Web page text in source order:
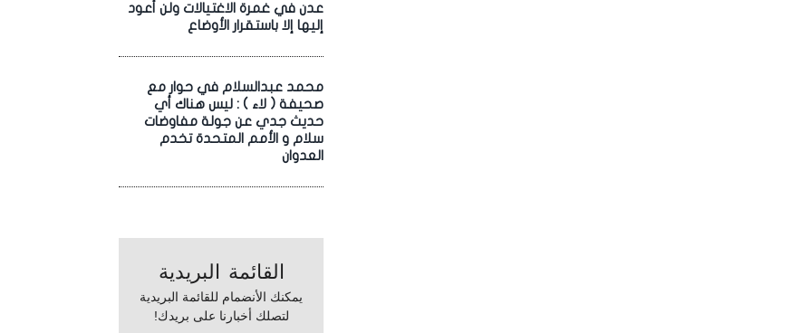
عدن في غمرة الاغتيالات ولن أعود
إليها إلا باستقرار الأوضاع
محمد عبدالسلام في حوار مع
صحيفة ( لاء ) : ليس هناك أي
حديث جدي عن جولة مفاوضات
سلام و الأمم المتحدة تخدم
العدوان
القائمة البريدية
يمكنك الأنضمام للقائمة البريدية
لتصلك أخبارنا على بريدك!